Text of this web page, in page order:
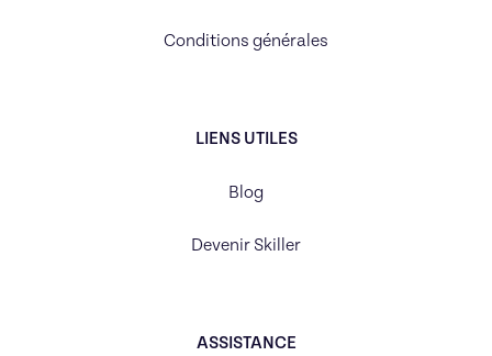
Conditions générales
LIENS UTILES
Blog
Devenir Skiller
ASSISTANCE